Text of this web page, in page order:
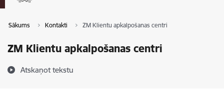
Sākums Kontakti ZM Klientu apkalpošanas centri
ZM Klientu apkalpošanas centri
Atskaņot tekstu